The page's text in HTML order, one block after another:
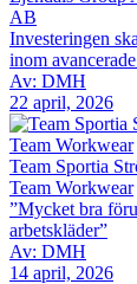
AB
Investeringen
inom
Av: DMH
22 april, 2026
Team Sportia
Team Workwear
”Mycket bra
arbetskläder”
Av: DMH
14 april, 2026